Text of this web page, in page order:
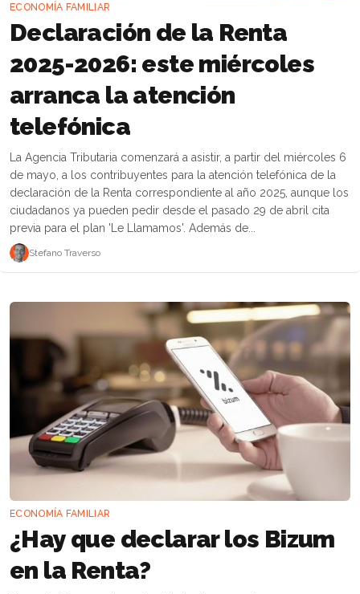
ECONOMÍA FAMILIAR
Declaración de la Renta
2025-2026: este miércoles
arranca la atención
telefónica
La Agencia Tributaria comenzará a asistir, a partir del miércoles 6
de mayo, a los contribuyentes para la atención telefónica de la
declaración de la Renta correspondiente al año 2025, aunque los
ciudadanos ya pueden pedir desde el pasado 29 de abril cita
previa para el plan 'Le Llamamos'. Además de...
Stefano Traverso
ECONOMÍA FAMILIAR
¿Hay que declarar los Bizum
en la Renta?